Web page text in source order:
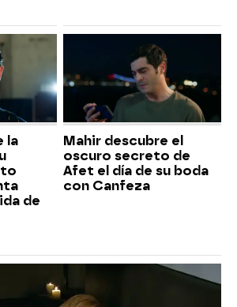
la
de
Mahir descubre el
oscuro secreto de
Afet el día de su boda
con Canfeza